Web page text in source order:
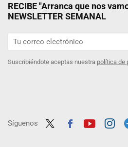
RECIBE "Arranca que nos
NEWSLETTER SEMANAL
Suscribiéndote aceptas nuestra política de
Síguenos